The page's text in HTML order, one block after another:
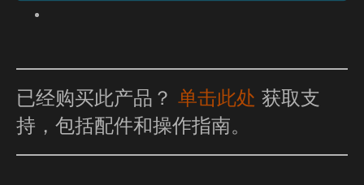
已经购买此产品？ 单击此处 获取支
持，包括配件和操作指南。